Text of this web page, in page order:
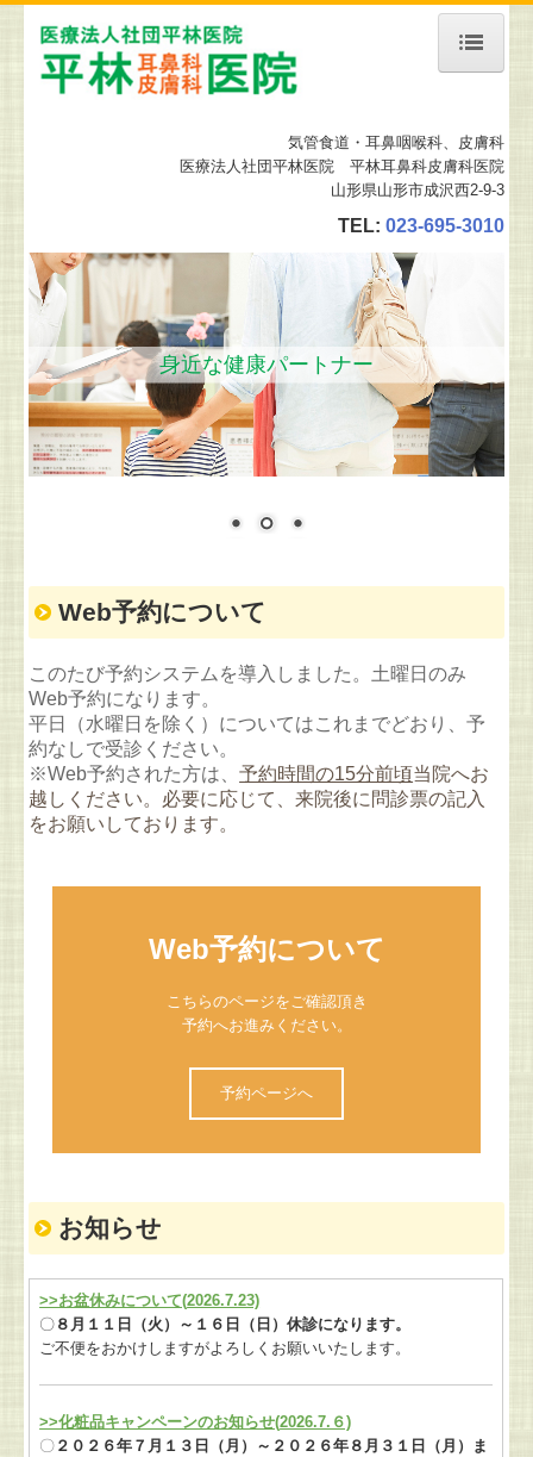
ホーム
予約について
舌下免疫療法
地図、交通案内
施設、設備など
皮膚科の設備
気管食道・耳鼻咽喉科、皮膚科
医療法人社団平林医院 平林耳鼻科皮膚科医院
山形県山形市成沢西2-9-3
TEL: 023-695-3010
身近な健康パートナー
Web予約について
このたび予約システムを導入しました。 土曜日のみ
Web予約になります。
平日（水曜日を除く）についてはこれまでどおり、予
約なしで受診ください。
※Web予約された方は、予約時間の15分前頃当院へお
越しください。必要に応じて、来院後に問診票の記入
をお願いしております。
Web予約について
こちらのページをご確認頂き
予約へお進みください。
予約ページへ
お知らせ
>>お盆休みについて(2026.7.23)
〇 ８月１１日（火）～１６日（日）休診になります。
ご不便をおかけしますがよろしくお願いいたします。
>>化粧品キャンペーンのお知らせ(2026.7.６)
〇 ２０２６年７月１３日（月）～２０２６年８月３１日（月）ま